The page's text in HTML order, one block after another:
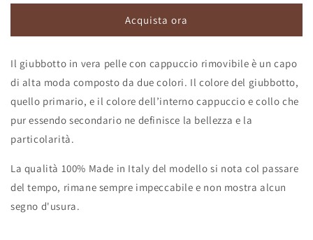
Donna
Bicolor
Donna
Acquista ora
Il giubbotto in vera pelle con cappuccio rimovibile è un capo
di alta moda composto da due colori. Il colore del giubbotto,
quello primario, e il colore dell’interno cappuccio e collo che
pur essendo secondario ne definisce la bellezza e la
particolarità.
La qualità 100% Made in Italy del modello si nota col passare
del tempo, rimane sempre impeccabile e non mostra alcun
segno d'usura.